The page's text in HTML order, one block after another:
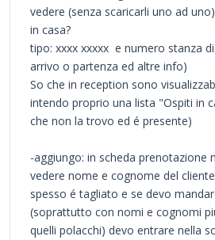
vedere (senza scaricarli uno ad
in casa?
tipo: xxxx xxxxx e numero stanza
arrivo o partenza ed altre info)
So che in reception sono
intendo proprio una lista "Ospiti in
che non la trovo ed é presente)
-aggiungo: in scheda prenotazione
vedere nome e cognome del
spesso é tagliato e se devo
(soprattutto con nomi e cognomi
quelli polacchi) devo entrare nella